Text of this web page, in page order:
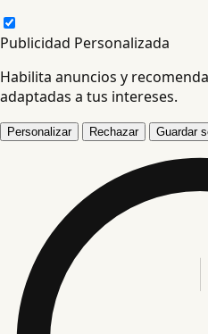
Publicidad Personalizada
Habilita anuncios y
adaptadas a tus intereses.
Personalizar Rechazar Guardar